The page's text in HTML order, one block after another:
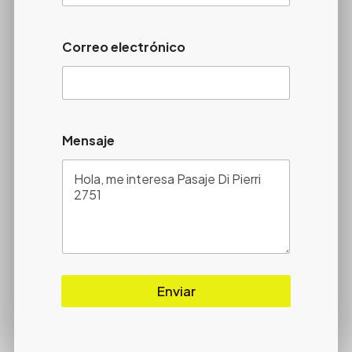
Correo electrónico
Mensaje
Enviar